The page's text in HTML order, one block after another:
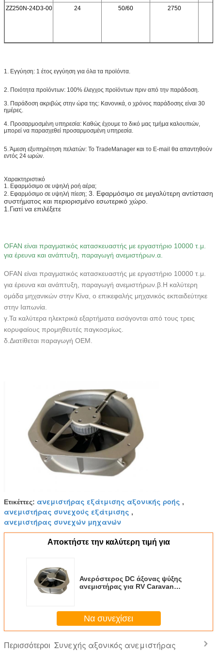
ZZ250N-24D3-00 24 50/60 2750
1. Εγγύηση: 1 έτος εγγύηση για όλα τα προϊόντα.
2. Ποιότητα προϊόντων: 100% έλεγχος προϊόντων πριν από την παράδοση.
3. Παράδοση ακριβώς στην ώρα της: Κανονικά, ο χρόνος παράδοσης είναι 30
ημέρες.
4. Προσαρμοσμένη υπηρεσία: Καθώς έχουμε το δικό μας τμήμα καλουπιών,
μπορεί να παρασχεθεί προσαρμοσμένη υπηρεσία.
5. Άμεση εξυπηρέτηση πελατών: Το TradeManager και το E-mail θα απαντηθούν
εντός 24 ωρών.
Χαρακτηριστικό
1. Εφαρμόσιμο σε υψηλή ροή αέρα;
2. Εφαρμόσιμο σε υψηλή πίεση; 3. Εφαρμόσιμο σε μεγαλύτερη αντίσταση
συστήματος και περιορισμένο εσωτερικό χώρο.
1.Γιατί να επιλέξετε
OFAN είναι πραγματικός κατασκευαστής με εργαστήριο 10000 τ.μ.
για έρευνα και ανάπτυξη, παραγωγή ανεμιστήρων. α.
OFAN είναι πραγματικός κατασκευαστής με εργαστήριο 10000 τ.μ.
για έρευνα και ανάπτυξη, παραγωγή ανεμιστήρων. β.Η καλύτερη
ομάδα μηχανικών στην Κίνα, ο επικεφαλής μηχανικός εκπαιδεύτηκε
στην Ιαπωνία.
γ.Τα καλύτερα ηλεκτρικά εξαρτήματα εισάγονται από τους τρεις
κορυφαίους προμηθευτές παγκοσμίως.
δ.Διατίθεται παραγωγή OEM.
Ετικέττες: ανεμιστήρας εξάτμισης αξονικής ροής ,
ανεμιστήρας συνεχούς εξάτμισης ,
ανεμιστήρας συνεχών μηχανών
Αποκτήστε την καλύτερη τιμή για
Ανερόστερος DC άξονας ψύξης
ανεμιστήρας για RV Caravan
Να συνεχίσει
Περισσότεροι Συνεχής αξονικός ανεμιστήρας